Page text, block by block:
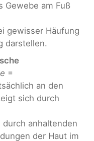
Gewebe am Fuß
gewisser Häufung
darstellen.
=
an den
sich durch
anhaltenden
der Haut im